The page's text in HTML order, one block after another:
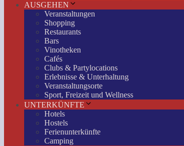
AUSGEHEN
Veranstaltungen
Shopping
Restaurants
Bars
Vinotheken
Cafés
Clubs & Partylocations
Erlebnisse & Unterhaltung
Veranstaltungsorte
Sport, Freizeit und Wellness
UNTERKÜNFTE
Hotels
Hostels
Ferienunterkünfte
Camping